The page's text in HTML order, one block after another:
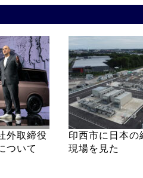
外取締役
ついて
印西市に日本の
現場を見た